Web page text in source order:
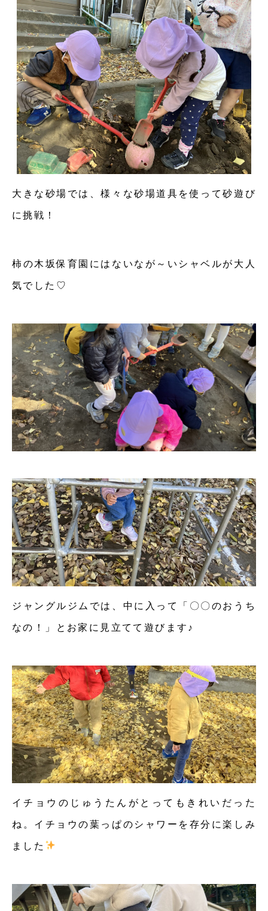
大きな砂場では、様々な砂場道具を使って砂遊び
に挑戦！
柿の木坂保育園にはないなが～いシャベルが大人
気でした♡
ジャングルジムでは、中に入って「〇〇のおうち
なの！」とお家に見立てて遊びます♪
イチョウのじゅうたんがとってもきれいだった
ね。イチョウの葉っぱのシャワーを存分に楽しみ
ました